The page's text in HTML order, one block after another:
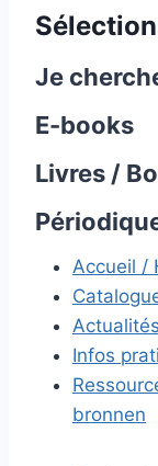
Je
E-books
Livres /
Accueil /
Infos
bronnen